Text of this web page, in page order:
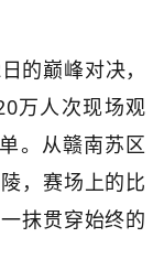
的巅峰对决，
万人次现场观
。从赣南苏区
，赛场上的比
抹贯穿始终的